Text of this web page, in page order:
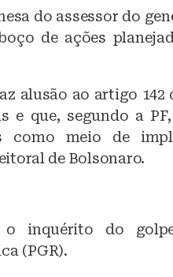
do assessor do
de ações
alusão ao artigo 142
e que, segundo a
como meio de
de Bolsonaro.
inquérito do
(PGR).